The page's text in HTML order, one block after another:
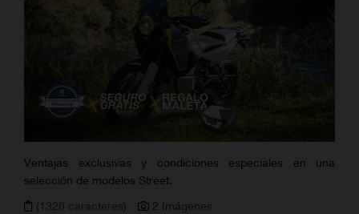
Ventajas exclusivas y condiciones especiales en una
selección de modelos Street.
(1328 caracteres)
2 Imágenes